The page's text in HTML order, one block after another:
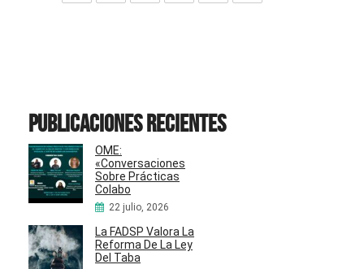
Publicaciones recientes
OME:
«Conversaciones
Sobre Prácticas
Colabo
22 julio, 2026
La FADSP Valora La
Reforma De La Ley
Del Taba